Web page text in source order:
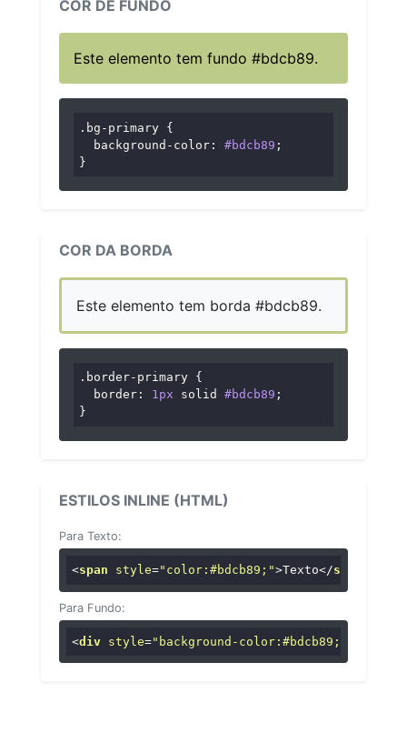
COR DE FUNDO
Este elemento tem fundo #bdcb89.
.bg-primary {
background-color : #bdcb89 ;
}
COR DA BORDA
Este elemento tem borda #bdcb89.
.border-primary {
border : 1px solid #bdcb89 ;
}
ESTILOS INLINE (HTML)
Para Texto:
<span style="color:#bdcb89;">Texto</span
Para Fundo:
<div style="background-color:#bdcb89;"